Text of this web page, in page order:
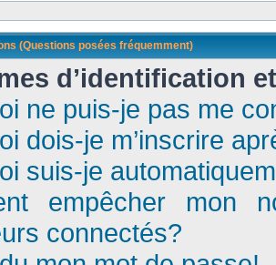
(Questions posées fréquemment)
d’identification
ne puis-je pas me
dois-je m’inscrire
suis-je
empêcher mon
connectés?